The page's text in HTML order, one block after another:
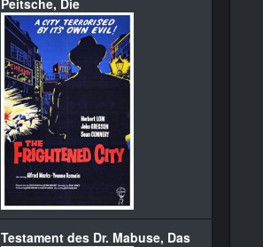
Peitsche, Die
Testament des Dr. Mabuse, Das